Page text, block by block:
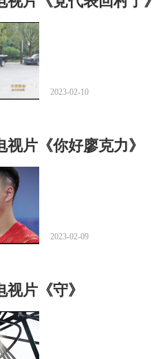
2023-02-10
片《你好廖克力》
2023-02-09
片《守》